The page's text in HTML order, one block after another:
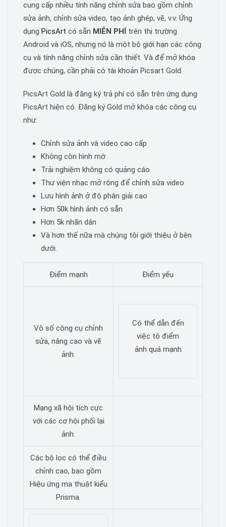
cung cấp nhiều tính năng chỉnh sửa bao gồm chỉnh
sửa ảnh, chỉnh sửa video, tạo ảnh ghép, vẽ, v.v. Ứng
dụng PicsArt có sẵn MIỄN PHÍ trên thị trường
Android và iOS, nhưng nó là một bộ giới hạn các công
cụ và tính năng chỉnh sửa cần thiết. Và để mở khóa
được chúng, cần phải có tài khoản Picsart Gold.
PicsArt Gold là đăng ký trả phí có sẵn trên ứng dụng
PicsArt hiện có. Đăng ký Gold mở khóa các công cụ
như:
Chỉnh sửa ảnh và video cao cấp
Không còn hình mờ
Trải nghiệm không có quảng cáo
Thư viện nhạc mở rộng để chỉnh sửa video
Lưu hình ảnh ở độ phân giải cao
Hơn 50k hình ảnh có sẵn
Hơn 5k nhãn dán
Và hơn thế nữa mà chúng tôi giới thiệu ở bên
dưới.
Điểm mạnh Điểm yếu
Vô số công cụ chỉnh
sửa, nâng cao và vẽ
ảnh.
Có thể dẫn đến
việc tô điểm
ảnh quá mạnh
Mạng xã hội tích cực
với các cơ hội phối lại
ảnh.
Các bộ lọc có thể điều
chỉnh cao, bao gồm
Hiệu ứng ma thuật kiểu
Prisma.